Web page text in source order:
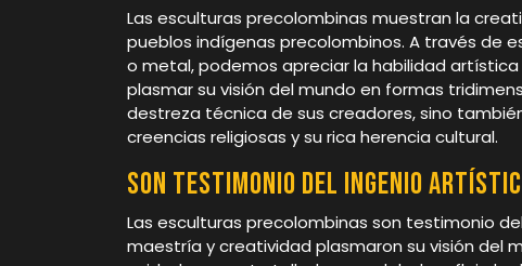
Las esculturas precolombinas muestran la
pueblos indígenas precolombinos. A través de
o metal, podemos apreciar la habilidad
plasmar su visión del mundo en formas
destreza técnica de sus creadores, sino
creencias religiosas y su rica herencia cultural.
Son testimonio del ingenio
Las esculturas precolombinas son testimonio
maestría y creatividad plasmaron su visión del